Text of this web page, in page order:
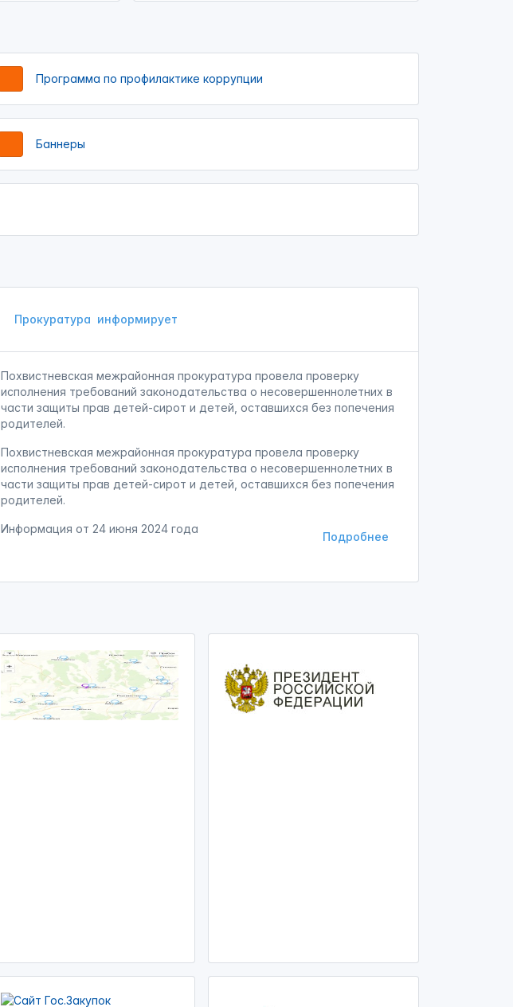
Программа по профилактике коррупции
Баннеры
Прокуратура информирует
Похвистневская межрайонная прокуратура провела проверку
исполнения требований законодательства о несовершеннолетних в
части защиты прав детей-сирот и детей, оставшихся без попечения
родителей.
Похвистневская межрайонная прокуратура провела проверку
исполнения требований законодательства о несовершеннолетних в
части защиты прав детей-сирот и детей, оставшихся без попечения
родителей.
Подробнее
Информация от 24 июня 2024 года